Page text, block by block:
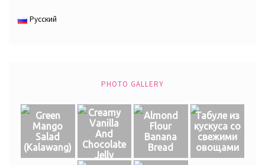
Русский
PHOTO GALLERY
Green
Mango
Salad
(Кalawang)
Creamy
Vanilla
And
Chocolate
Jelly
Almond
Flour
Banana
Bread
Табуле из
кускуса со
свежими
овощами